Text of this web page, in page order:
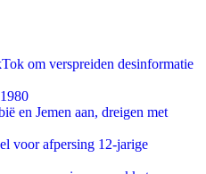
om verspreiden desinformatie
en Jemen aan, dreigen met
voor afpersing 12-jarige